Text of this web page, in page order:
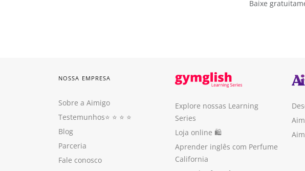
Baixe
NOSSA EMPRESA
Sobre a Aimigo
Testemunhos⭐️ ⭐️ ⭐️ ⭐️
Blog
Parceria
Fale conosco
Explore nossas Learning
Series
Loja online 🛍
Aprender inglês com Perfume
California